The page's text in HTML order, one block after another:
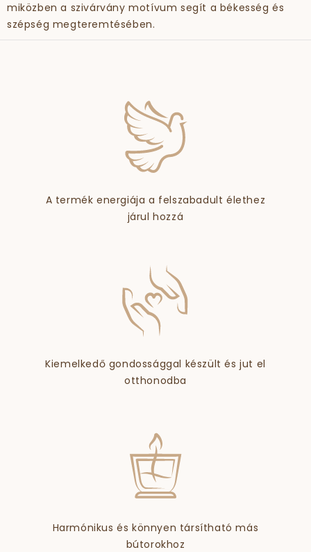
miközben a szivárvány motívum segít a békesség és
szépség megteremtésében.
A termék energiája a felszabadult élethez
járul hozzá
Kiemelkedő gondossággal készült és jut el
otthonodba
Harmónikus és könnyen társítható más
bútorokhoz